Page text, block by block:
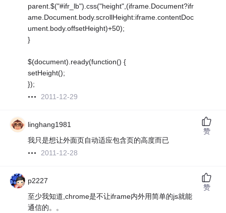
parent.$("#ifr_lb").css("height",(iframe.Document?ifr
ame.Document.body.scrollHeight:iframe.contentDoc
ument.body.offsetHeight)+50);
}
$(document).ready(function() {
setHeight();
});
2011-12-29
linghang1981
我只是想让外面页自动适应包含页的高度而已
2011-12-28
赞
p2227
至少我知道,chrome是不让iframe内外用简单的js就能
通信的。。
赞